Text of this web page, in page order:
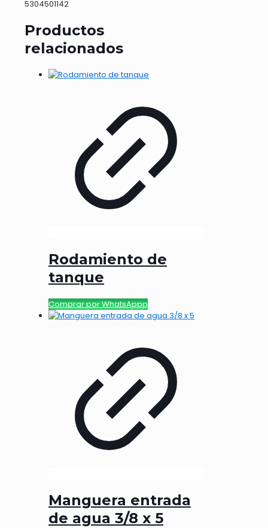
5304501142
Productos
relacionados
Rodamiento de
tanque
Comprar por WhatsAppp
Manguera entrada
de agua 3/8 x 5